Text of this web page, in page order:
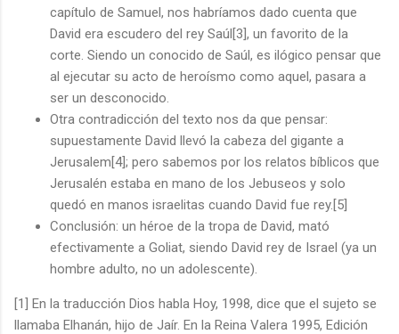
capítulo de Samuel, nos habríamos dado cuenta que
David era escudero del rey Saúl[3], un favorito de la
corte. Siendo un conocido de Saúl, es ilógico pensar que
al ejecutar su acto de heroísmo como aquel, pasara a
ser un desconocido.
Otra contradicción del texto nos da que pensar:
supuestamente David llevó la cabeza del gigante a
Jerusalem[4]; pero sabemos por los relatos bíblicos que
Jerusalén estaba en mano de los Jebuseos y solo
quedó en manos israelitas cuando David fue rey.[5]
Conclusión: un héroe de la tropa de David, mató
efectivamente a Goliat, siendo David rey de Israel (ya un
hombre adulto, no un adolescente).
[1] En la traducción Dios habla Hoy, 1998, dice que el sujeto se
llamaba Elhanán, hijo de Jaír. En la Reina Valera 1995, Edición